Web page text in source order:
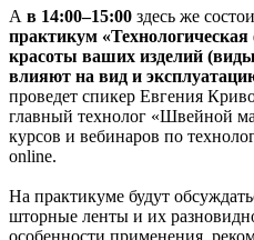
А в 14:00–15:00 здесь же
практикум
красоты ваших изделий
влияют на вид и
проведет спикер Евгения
главный технолог «Швейной
курсов и вебинаров по
online.
На практикуме будут
шторные ленты и их
особенности применения,